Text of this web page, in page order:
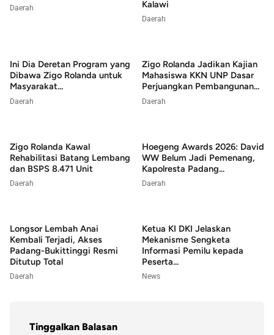
Daerah
Kalawi
Daerah
Ini Dia Deretan Program yang
Dibawa Zigo Rolanda untuk
Masyarakat...
Daerah
Zigo Rolanda Jadikan Kajian
Mahasiswa KKN UNP Dasar
Perjuangkan Pembangunan...
Daerah
Zigo Rolanda Kawal
Rehabilitasi Batang Lembang
dan BSPS 8.471 Unit
Daerah
Hoegeng Awards 2026: David
WW Belum Jadi Pemenang,
Kapolresta Padang...
Daerah
Longsor Lembah Anai
Kembali Terjadi, Akses
Padang-Bukittinggi Resmi
Ditutup Total
Daerah
Ketua KI DKI Jelaskan
Mekanisme Sengketa
Informasi Pemilu kepada
Peserta...
News
Tinggalkan Balasan